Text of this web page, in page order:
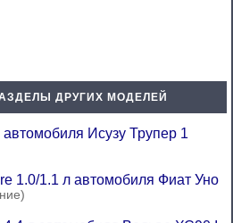
ДРУГИХ МОДЕЛЕЙ
Исузу Трупер 1
1.0/1.1 л автомобиля Фиат Уно